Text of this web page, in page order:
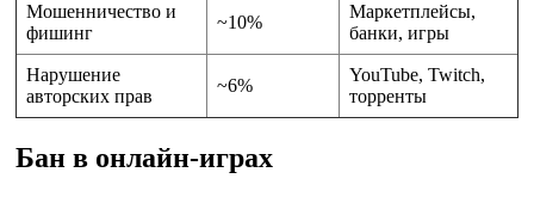
Мошенничество и
фишинг
~10%
Маркетплейсы,
банки, игры
Нарушение
авторских прав
~6%
YouTube, Twitch,
торренты
Бан в онлайн-играх